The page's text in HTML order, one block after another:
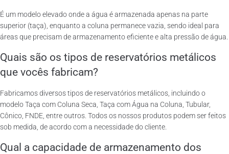
É um modelo elevado onde a água é armazenada apenas na parte
superior (taça), enquanto a coluna permanece vazia, sendo ideal para
áreas que precisam de armazenamento eficiente e alta pressão de água.
Quais são os tipos de reservatórios metálicos
que vocês fabricam?
Fabricamos diversos tipos de reservatórios metálicos, incluindo o
modelo Taça com Coluna Seca, Taça com Água na Coluna, Tubular,
Cônico, FNDE, entre outros. Todos os nossos produtos podem ser feitos
sob medida, de acordo com a necessidade do cliente.
Qual a capacidade de armazenamento dos